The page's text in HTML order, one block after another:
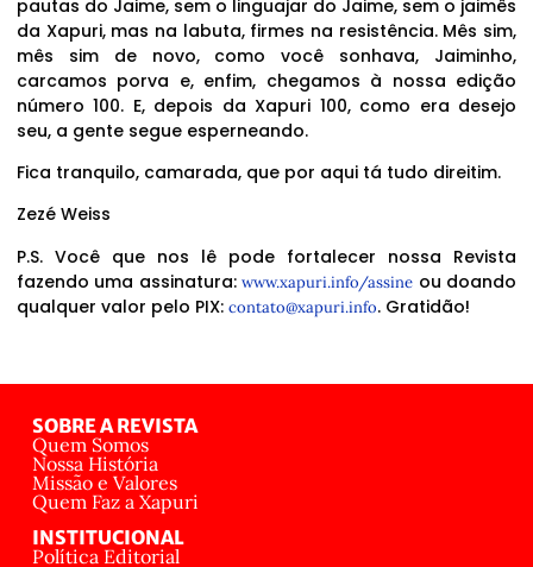
pautas do Jaime, sem o linguajar do Jaime, sem o jaimês
da Xapuri, mas na labuta, firmes na resistência. Mês sim,
mês sim de novo, como você sonhava, Jaiminho,
carcamos porva e, enfim, chegamos à nossa edição
número 100. E, depois da Xapuri 100, como era desejo
seu, a gente segue esperneando.
Fica tranquilo, camarada, que por aqui tá tudo direitim.
Zezé Weiss
P.S. Você que nos lê pode fortalecer nossa Revista
fazendo uma assinatura:www.xapuri.info/assine ou doando
qualquer valor pelo PIX: contato@xapuri.info. Gratidão!
SOBRE A REVISTA
Quem Somos
Nossa História
Missão e Valores
Quem Faz a Xapuri
INSTITUCIONAL
Política Editorial